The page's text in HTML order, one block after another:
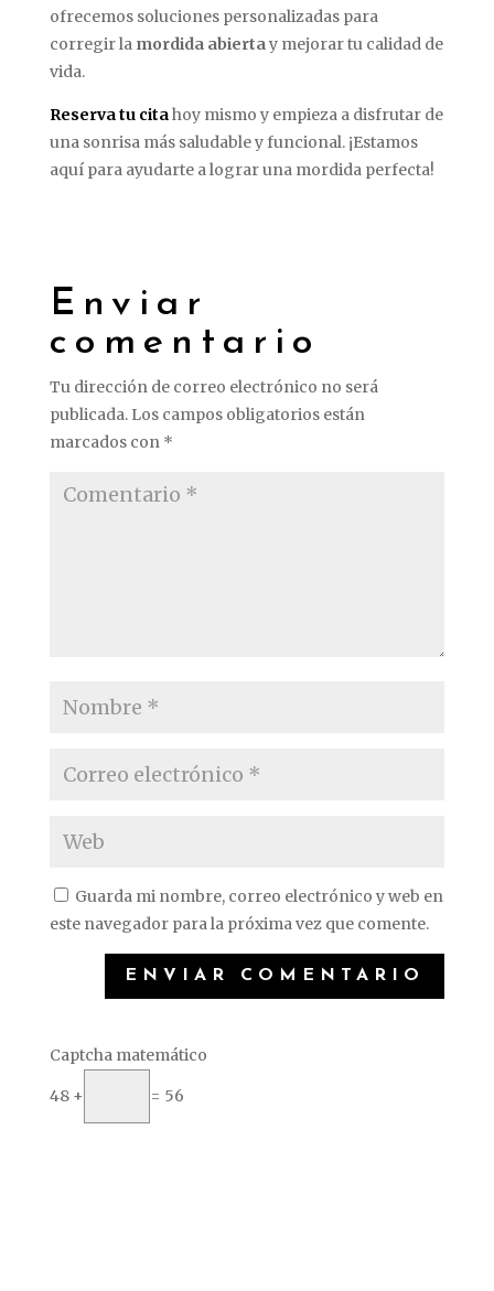
ofrecemos soluciones personalizadas para
corregir la mordida abiertay mejorar tu calidad de
vida.
Reserva tu citahoy mismo y empieza a disfrutar de
una sonrisa más saludable y funcional. ¡Estamos
aquí para ayudarte a lograr una mordida perfecta!
Enviar
comentario
Tu dirección de correo electrónico no será
publicada. Los campos obligatorios están
marcados con *
Guarda mi nombre, correo electrónico y web en
este navegador para la próxima vez que comente.
Captcha matemático
48 + = 56